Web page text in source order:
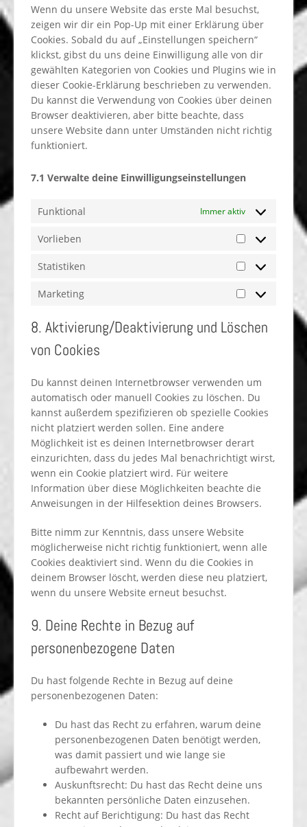
Wenn du unsere Website das erste Mal besuchst,
zeigen wir dir ein Pop-Up mit einer Erklärung über
Cookies. Sobald du auf „Einstellungen speichern“
klickst, gibst du uns deine Einwilligung alle von dir
gewählten Kategorien von Cookies und Plugins wie in
dieser Cookie-Erklärung beschrieben zu verwenden.
Du kannst die Verwendung von Cookies über deinen
Browser deaktivieren, aber bitte beachte, dass
unsere Website dann unter Umständen nicht richtig
funktioniert.
7.1 Verwalte deine Einwilligungseinstellungen
Funktional Immer aktiv
Vorlieben
Statistiken
Marketing
8. Aktivierung/Deaktivierung und Löschen
von Cookies
Du kannst deinen Internetbrowser verwenden um
automatisch oder manuell Cookies zu löschen. Du
kannst außerdem spezifizieren ob spezielle Cookies
nicht platziert werden sollen. Eine andere
Möglichkeit ist es deinen Internetbrowser derart
einzurichten, dass du jedes Mal benachrichtigt wirst,
wenn ein Cookie platziert wird. Für weitere
Information über diese Möglichkeiten beachte die
Anweisungen in der Hilfesektion deines Browsers.
Bitte nimm zur Kenntnis, dass unsere Website
möglicherweise nicht richtig funktioniert, wenn alle
Cookies deaktiviert sind. Wenn du die Cookies in
deinem Browser löscht, werden diese neu platziert,
wenn du unsere Website erneut besuchst.
9. Deine Rechte in Bezug auf
personenbezogene Daten
Du hast folgende Rechte in Bezug auf deine
personenbezogenen Daten:
Du hast das Recht zu erfahren, warum deine
personenbezogenen Daten benötigt werden,
was damit passiert und wie lange sie
aufbewahrt werden.
Auskunftsrecht: Du hast das Recht deine uns
bekannten persönliche Daten einzusehen.
Recht auf Berichtigung: Du hast das Recht